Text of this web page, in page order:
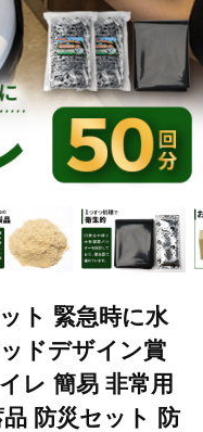
ト 緊急時に水
ドデザイン賞
レ 簡易 非常用
防災セット 防